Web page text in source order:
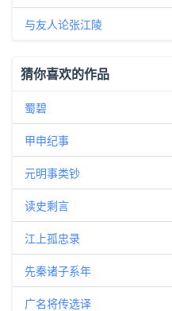
与友人论张江陵
猜你喜欢的作品
蜀碧
甲申纪事
元明事类钞
读史剩言
江上孤忠录
先秦诸子系年
广名将传选译